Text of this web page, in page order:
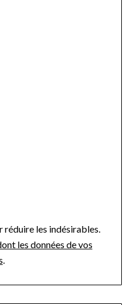
les indésirables.
les données de vos
.